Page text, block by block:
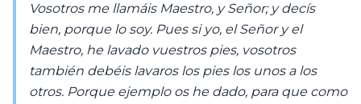
Vosotros me llamáis Maestro, y Señor; y decís
bien, porque lo soy. Pues si yo, el Señor y el
Maestro, he lavado vuestros pies, vosotros
también debéis lavaros los pies los unos a los
otros. Porque ejemplo os he dado, para que como